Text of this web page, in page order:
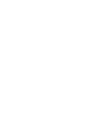
of
method
Saudi